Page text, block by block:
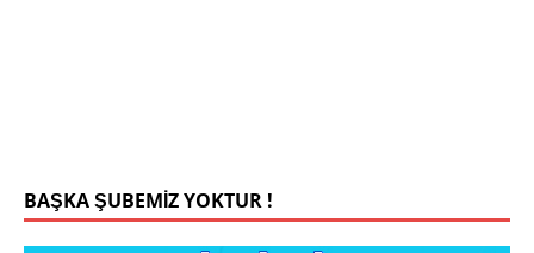
BAŞKA ŞUBEMİZ YOKTUR !